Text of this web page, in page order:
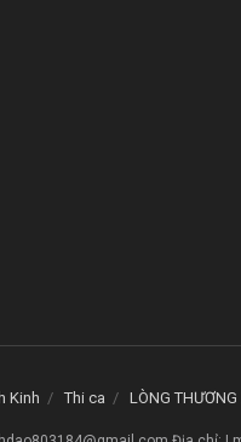
Kinh Thi ca LÒNG THƯƠNG